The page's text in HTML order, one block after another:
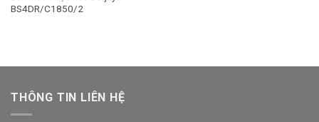
BS4DR/C1850/2
THÔNG TIN LIÊN HỆ